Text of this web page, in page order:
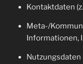
Kontaktdaten
Meta-/
Informationen,
Nutzungsdaten